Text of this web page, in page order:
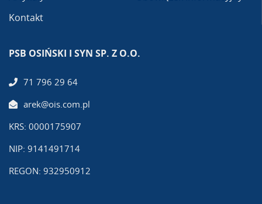
Kontakt
PSB OSIŃSKI I SYN SP. Z O.O.
71 796 29 64
arek@ois.com.pl
KRS: 0000175907
NIP: 9141491714
REGON: 932950912